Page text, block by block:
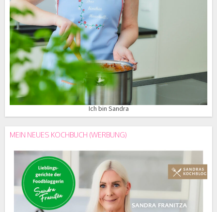
Ich bin Sandra
MEIN NEUES KOCHBUCH (WERBUNG)